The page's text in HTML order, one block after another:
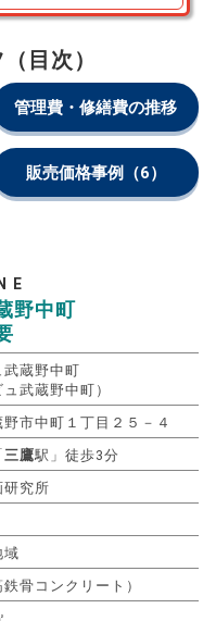
目次）
管理費・修繕費の推移
販売価格事例 （6）
野中町
武蔵野中町
ュ武蔵野中町）
市中町１丁目２５－４
三鷹駅」徒歩3分
研究所
域
骨コンクリート）